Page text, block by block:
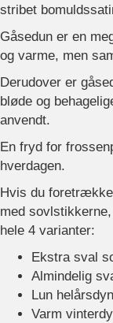
stribet
Gåsedun er en
og varme, men
Derudover er
bløde og
anvendt.
En fryd for
hverdagen.
Hvis du
med
hele 4 varianter:
Ekstra sval
Almindelig
Lun
Varm